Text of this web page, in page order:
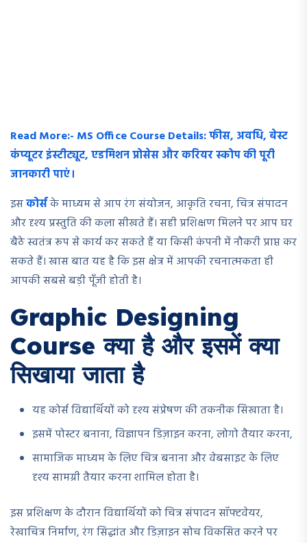
Read More:- MS Office Course Details: फीस, अवधि, बेस्ट
कंप्यूटर इंस्टीट्यूट, एडमिशन प्रोसेस और करियर स्कोप की पूरी
जानकारी पाएं।
इसकोर्सके माध्यम से आप रंग संयोजन, आकृति रचना, चित्र संपादन
और दृश्य प्रस्तुति की कला सीखते हैं। सही प्रशिक्षण मिलने पर आप घर
बैठे स्वतंत्र रूप से कार्य कर सकते हैं या किसी कंपनी में नौकरी प्राप्त कर
सकते हैं। खास बात यह है कि इस क्षेत्र में आपकी रचनात्मकता ही
आपकी सबसे बड़ी पूँजी होती है।
Graphic Designing
Course क्या है और इसमें क्या
सिखाया जाता है
यह कोर्स विद्यार्थियों को दृश्य संप्रेषण की तकनीक सिखाता है।
इसमें पोस्टर बनाना, विज्ञापन डिज़ाइन करना, लोगो तैयार करना,
सामाजिक माध्यम के लिए चित्र बनाना और वेबसाइट के लिए
दृश्य सामग्री तैयार करना शामिल होता है।
इस प्रशिक्षण के दौरान विद्यार्थियों को चित्र संपादन सॉफ्टवेयर,
रेखाचित्र निर्माण, रंग सिद्धांत और डिज़ाइन सोच विकसित करने पर